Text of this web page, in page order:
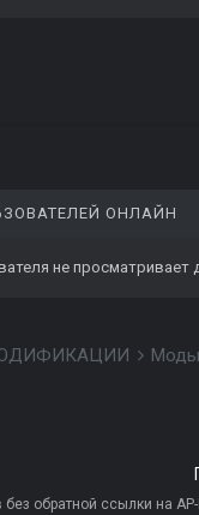
ОНЛАЙН
не просматривает
МОДИФИКАЦИИ
обратной ссылки на